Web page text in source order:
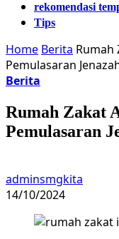
rekomendasi
Tips
Home Berita Rumah
Pemulasaran
Berita
Rumah Zakat
Pemulasaran
adminsmgkita
14/10/2024